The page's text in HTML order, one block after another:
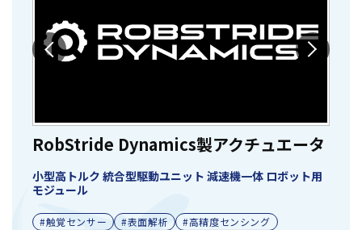
RobStride Dynamics製アクチュエータ
小型高トルク 統合型駆動ユニット 減速機一体 ロボット用
モジュール
#触覚センサー #表面解析
#高精度センシング